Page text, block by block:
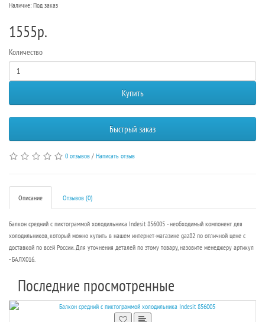
Наличие: Под заказ
1555р.
Количество
Купить
Быстрый заказ
0 отзывов / Написать отзыв
Описание Отзывов (0)
Балкон средний с пиктограммой холодильника Indesit 856005 - необходимый компонент для
холодильников, который можно купить в нашем интернет-магазине gaz82 по отличной цене с
доставкой по всей России. Для уточнения деталей по этому товару, назовите менеджеру артикул
- БАЛХ016.
Последние просмотренные